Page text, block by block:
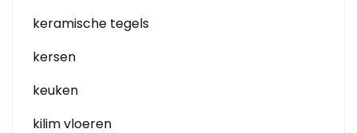
keramische tegels
kersen
keuken
kilim vloeren